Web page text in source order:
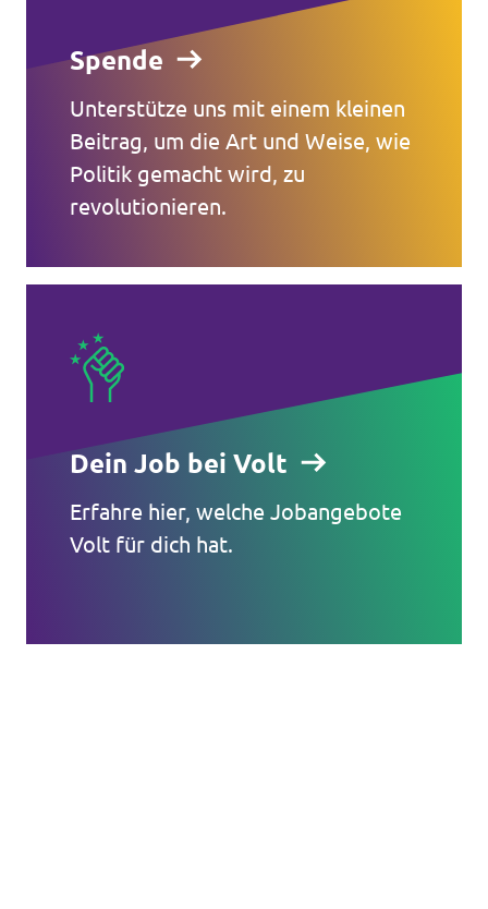
Spende
Unterstütze uns mit einem kleinen
Beitrag, um die Art und Weise, wie
Politik gemacht wird, zu
revolutionieren.
Dein Job bei Volt
Erfahre hier, welche Jobangebote
Volt für dich hat.